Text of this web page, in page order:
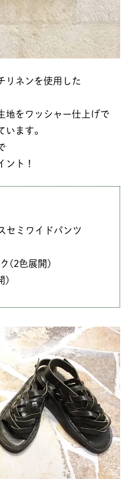
リネンを使用した
地をワッシャー仕上げで
います。
ント！
セミワイドパンツ
(2色展開)
)